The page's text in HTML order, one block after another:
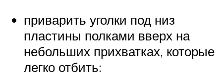
приварить уголки под низ
пластины полками вверх на
небольших прихватках, которые
легко отбить;